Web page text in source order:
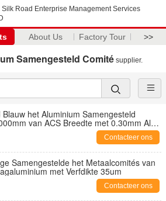
Silk Road Enterprise Management Services
About Us Factory Tour >>
Samengesteld Comité supplier.
het Aluminium Samengesteld
van ACS Breedte met 0.30mm Alu
Contacteer ons
Samengestelde het Metaalcomités van
met Verfdikte 35um
Contacteer ons